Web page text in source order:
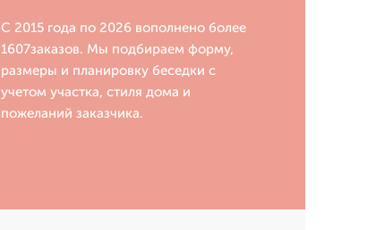
С 2015 года по 2026 вополнено более
1607заказов. Мы подбираем форму,
размеры и планировку беседки с
учетом участка, стиля дома и
пожеланий заказчика.